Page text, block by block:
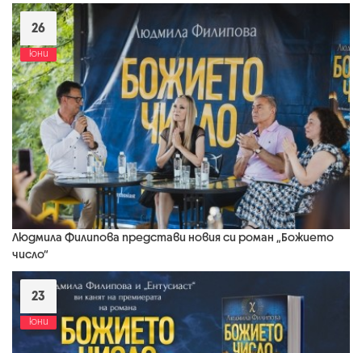
26
юни
Людмила Филипова представи новия си роман „Божието
число“
23
юни